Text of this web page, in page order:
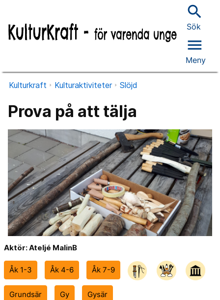
search
Sök
menu
Meny
Kulturkraft Kulturaktiviteter Slöjd
Prova på att tälja
Aktör: Ateljé MalinB
Åk 1-3 Åk 4-6 Åk 7-9
Grundsär Gy Gysär